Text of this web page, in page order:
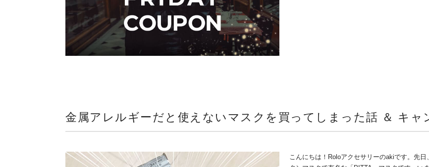
金属アレルギーだと使えないマスクを買ってしまった話 ＆ キャ
こんにちは！Roloアクセサリーのakiです。先